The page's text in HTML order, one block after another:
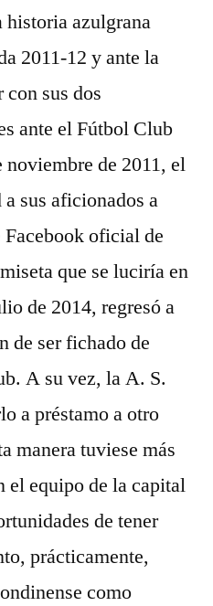
historia azulgrana
2011-12 y ante la
sus dos
ante el Fútbol Club
noviembre de 2011, el
sus aficionados a
Facebook oficial de
que se luciría en
de 2014, regresó a
de ser fichado de
A su vez, la A. S.
a préstamo a otro
manera tuviese más
el equipo de la capital
de tener
prácticamente,
como